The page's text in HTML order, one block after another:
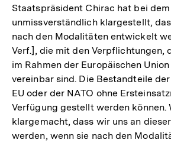
Staatspräsident Chirac hat bei
unmissverständlich klargestellt,
nach den Modalitäten entwickelt
Verf.], die mit den Verpflichtungen,
im Rahmen der Europäischen
vereinbar sind. Die Bestandteile
EU oder der NATO ohne
Verfügung gestellt werden können.
klargemacht, dass wir uns an
werden, wenn sie nach den